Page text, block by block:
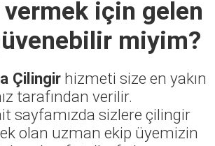
için gelen
miyim?
Çilingir hizmeti size en yakın
tarafından verilir.
sayfamızda sizlere çilingir
olan uzman ekip üyemizin